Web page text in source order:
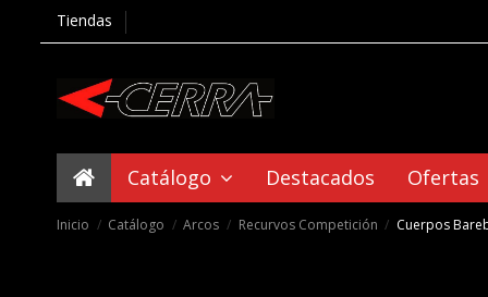
Tiendas
Catálogo Destacados Ofertas
Inicio Catálogo Arcos Recurvos Competición Cuerpos